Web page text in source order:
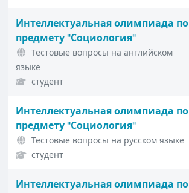
Интеллектуальная олимпиада по
предмету "Социология"
Тестовые вопросы на английском
языке
студент
Интеллектуальная олимпиада по
предмету "Социология"
Тестовые вопросы на русском языке
студент
Интеллектуальная олимпиада по